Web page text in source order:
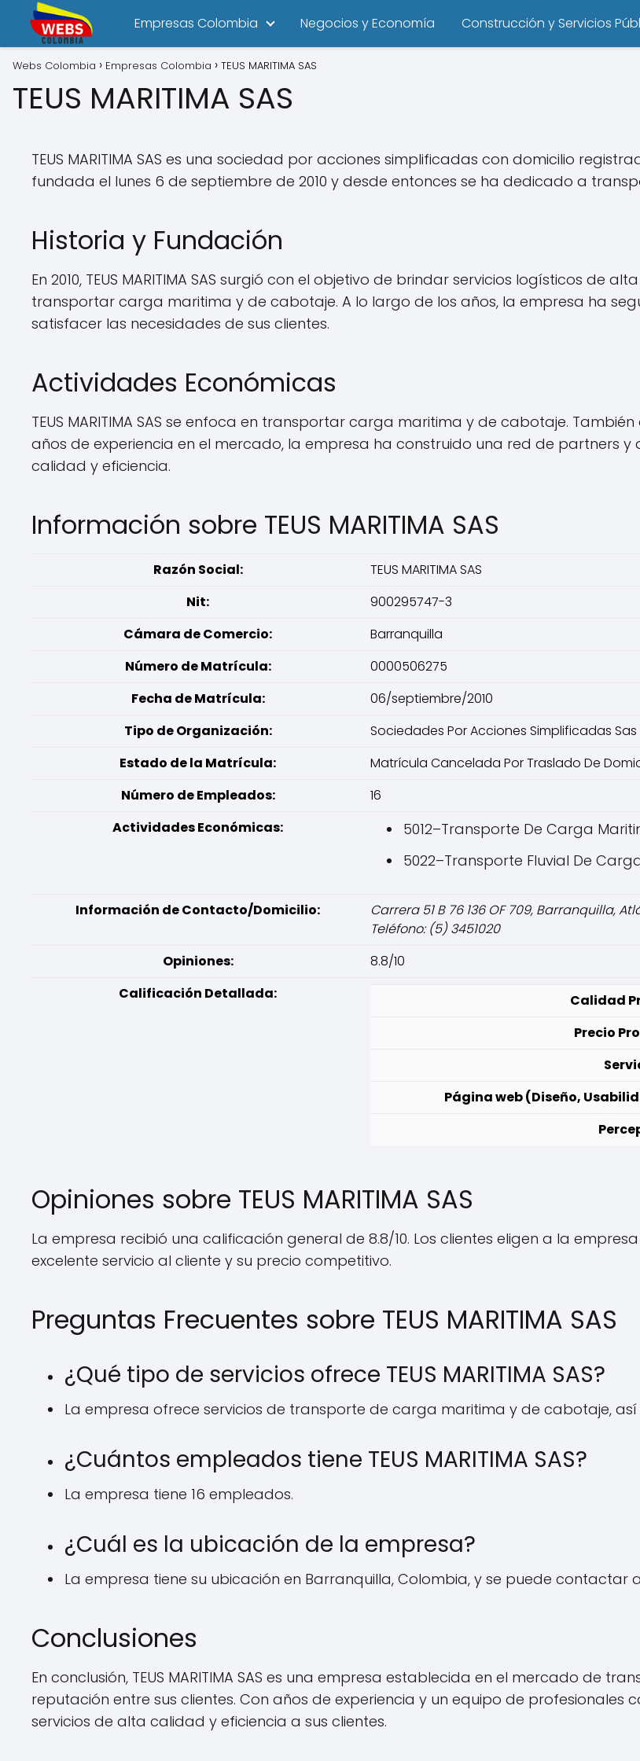
Empresas Colombia Negocios y Economía Construcción y Servicios
Webs Colombia Empresas Colombia TEUS MARITIMA SAS
TEUS MARITIMA SAS
TEUS MARITIMA SAS es una sociedad por acciones simplificadas con domicilio
fundada el lunes 6 de septiembre de 2010 y desde entonces se ha dedicado a
Historia y Fundación
En 2010, TEUS MARITIMA SAS surgió con el objetivo de brindar servicios logísticos
transportar carga maritima y de cabotaje. A lo largo de los años, la empresa ha
satisfacer las necesidades de sus clientes.
Actividades Económicas
TEUS MARITIMA SAS se enfoca en transportar carga maritima y de cabotaje.
años de experiencia en el mercado, la empresa ha construido una red de partners
calidad y eficiencia.
Información sobre TEUS MARITIMA SAS
Razón Social:
TEUS MARITIMA SAS
Nit:
900295747-3
Cámara de Comercio:
Barranquilla
Número de Matrícula:
0000506275
Fecha de Matrícula:
06/septiembre/2010
Tipo de Organización:
Sociedades Por Acciones Simplificadas Sas
Estado de la Matrícula:
Matrícula Cancelada Por Traslado De
Número de Empleados:
16
Actividades Económicas:
5012–Transporte De Carga
5022–Transporte Fluvial De
Información de Contacto/Domicilio:
Carrera 51 B 76 136 OF 709, Barranquilla,
Teléfono: (5) 3451020
Opiniones:
8.8/10
Calificación Detallada:
Calidad
Precio
Página web (Diseño,
Opiniones sobre TEUS MARITIMA SAS
La empresa recibió una calificación general de 8.8/10. Los clientes eligen a la
excelente servicio al cliente y su precio competitivo.
Preguntas Frecuentes sobre TEUS MARITIMA SAS
¿Qué tipo de servicios ofrece TEUS MARITIMA SAS?
La empresa ofrece servicios de transporte de carga maritima y de cabotaje,
¿Cuántos empleados tiene TEUS MARITIMA SAS?
La empresa tiene 16 empleados.
¿Cuál es la ubicación de la empresa?
La empresa tiene su ubicación en Barranquilla, Colombia, y se puede contactar
Conclusiones
En conclusión, TEUS MARITIMA SAS es una empresa establecida en el mercado de
reputación entre sus clientes. Con años de experiencia y un equipo de
servicios de alta calidad y eficiencia a sus clientes.